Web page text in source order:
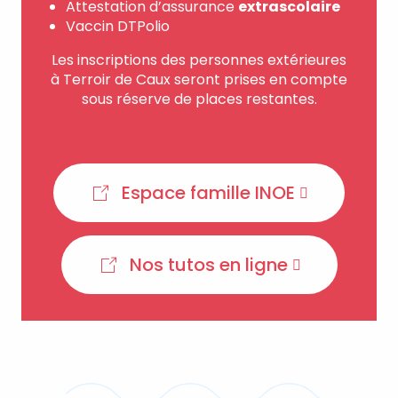
Attestation d’assurance extrascolaire
Vaccin DTPolio
Les inscriptions des personnes extérieures
à Terroir de Caux seront prises en compte
sous réserve de places restantes.
Espace famille INOE
Nos tutos en ligne